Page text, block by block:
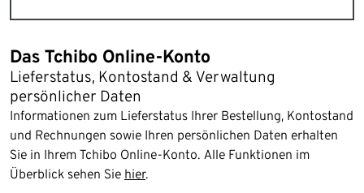
Das Tchibo Online-Konto
Lieferstatus, Kontostand & Verwaltung
persönlicher Daten
Informationen zum Lieferstatus Ihrer Bestellung, Kontostand
und Rechnungen sowie Ihren persönlichen Daten erhalten
Sie in Ihrem Tchibo Online-Konto. Alle Funktionen im
Überblick sehen Sie hier.